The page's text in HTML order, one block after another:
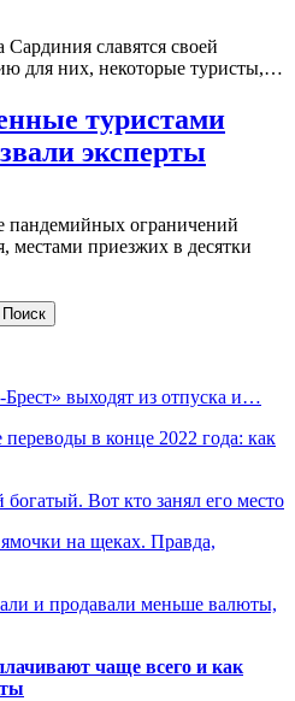
славятся своей
для них, некоторые туристы,…
туристами
эксперты
пандемийных ограничений
местами приезжих в десятки
выходят из отпуска и…
в конце 2022 года: как
Вот кто занял его место
на щеках. Правда,
и продавали меньше валюты,
чаще всего и как